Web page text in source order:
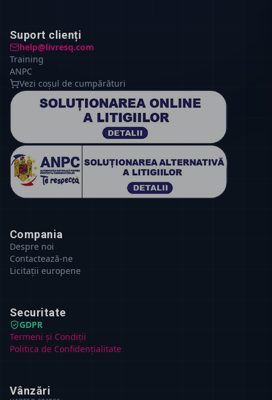
Suport clienți
help@livresq.com
Training
ANPC
Vezi coșul de cumpărături
Compania
Despre noi
Contactează-ne
Licitații europene
Securitate
GDPR
Termeni și Condiții
Politica de Confidențialitate
Vânzări